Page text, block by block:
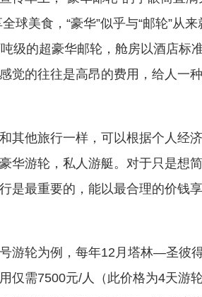
球美食，“豪华”似乎与“邮轮”从
级的超豪华邮轮，舱房以酒店标
觉的往往是高昂的费用，给人一
其他旅行一样，可以根据个人经
华游轮，私人游艇。对于只是想
是最重要的，能以最合理的价钱
号游轮为例，每年12月塔林—圣
仅需7500元/人（此价格为4天游